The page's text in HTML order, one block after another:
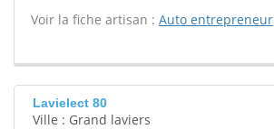
Voir la fiche artisan : Auto entrepreneur
Lavielect 80
Ville : Grand laviers